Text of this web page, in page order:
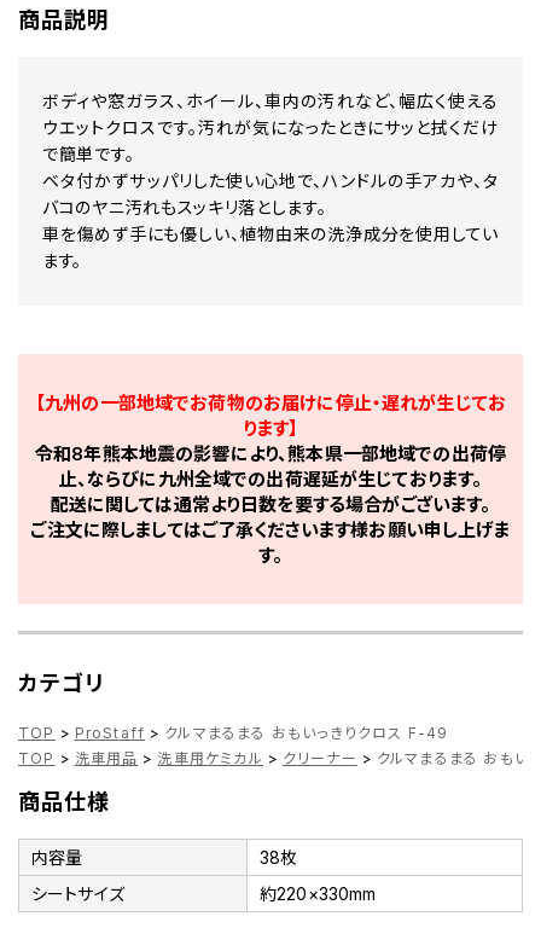
商品説明
ボディや窓ガラス、ホイール、車内の汚れなど、幅広く使える
ウエットクロスです。汚れが気になったときにサッと拭くだけ
で簡単です。
ベタ付かずサッパリした使い心地で、ハンドルの手アカや、タ
バコのヤニ汚れもスッキリ落とします。
車を傷めず手にも優しい、植物由来の洗浄成分を使用してい
ます。
【九州の一部地域でお荷物のお届けに停止・遅れが生じてお
ります】
令和8年熊本地震の影響により、熊本県一部地域での出荷停
止、ならびに九州全域での出荷遅延が生じております。
配送に関しては通常より日数を要する場合がございます。
ご注文に際しましてはご了承くださいます様お願い申し上げま
す。
カテゴリ
TOP > ProStaff > クルマまるまる おもいっきりクロス F-49
TOP > 洗車用品 > 洗車用ケミカル > クリーナー > クルマまるまる おもい
商品仕様
内容量
38枚
シートサイズ
約220×330mm